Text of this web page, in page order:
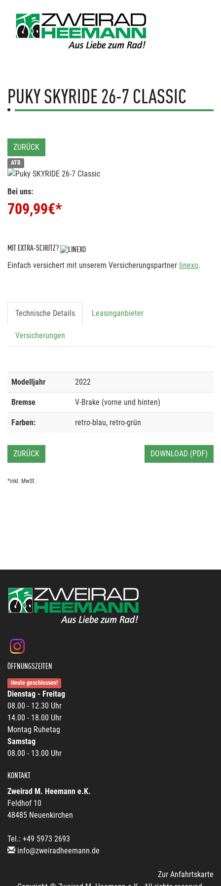
PUKYSKYRIDE 26-7 CLASSIC
ZURÜCK
ATB
Bei uns:
709,99€*
MIT EXTRA-SCHUTZ?
Einfach versichert mit unserem Versicherungspartner linexo.
Technische Details Leasinganbieter
Versicherungen
Modelljahr 2022
Bremse V-Brake (vorne und hinten)
Farben: retro-blau, retro-grün
ZURÜCK DOWNLOAD (PDF)
*inkl. MwSt.
ÖFFNUNGSZEITEN
Heute geschlossen!
Dienstag - Freitag
08.00 - 12.30 Uhr
14.00 - 18.00 Uhr
Montag Ruhetag
Samstag
08.00 - 13.00 Uhr
KONTAKT
Zweirad M. Heemann e.K.
Feldhof 10
48485 Neuenkirchen
Tel.: +49 5973 2693
info@zweiradheemann.de
Zur Anfahrtskarte